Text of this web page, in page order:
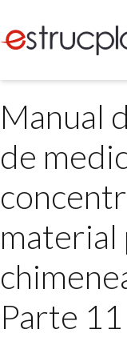
SERVICIOS
Medio Ambiente
Legislación
INGRESAR
Portal de
Matriz Premium
Matriz
Manual
de
material
Parte 11